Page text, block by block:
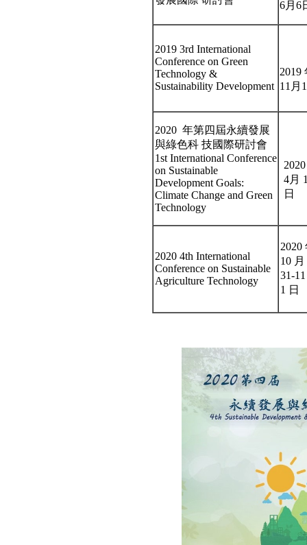
6月6
2019 3rd International
Conference on Green
Technology &
Sustainability Development
2019
11月
2020 年第四屆永續發展
與綠色科 技國際研討會
1st International Conference
on Sustainable
Development Goals:
Climate Change and Green
Technology
4月
日
2020 4th International
Conference on Sustainable
Agriculture Technology
2020
10 月
31-
1 日